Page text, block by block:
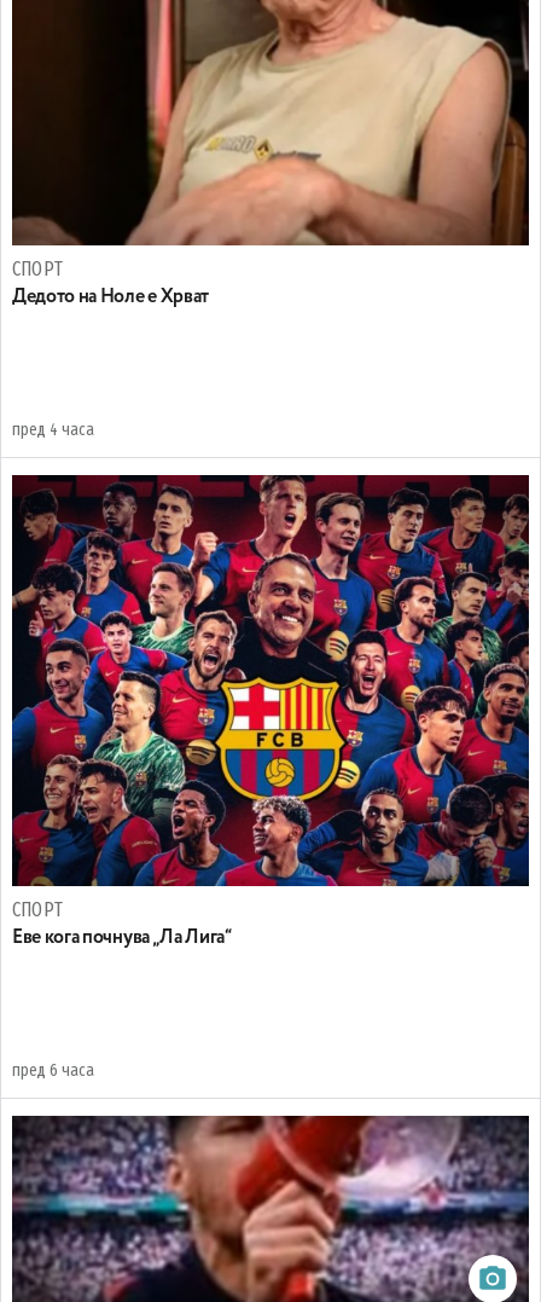
СПОРТ
Дедото на Ноле е Хрват
пред 4 часа
СПОРТ
Еве кога почнува „Ла Лига“
пред 6 часа